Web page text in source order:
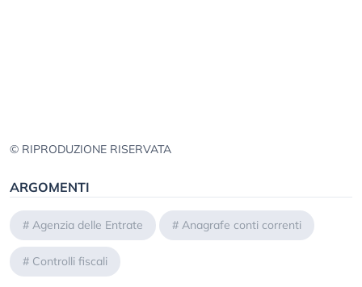
© RIPRODUZIONE RISERVATA
ARGOMENTI
# Agenzia delle Entrate # Anagrafe conti correnti
# Controlli fiscali